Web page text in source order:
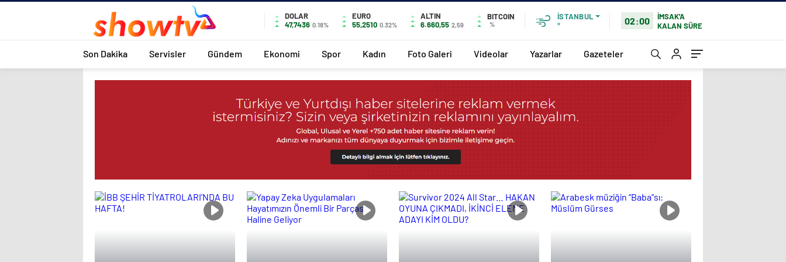
DOLAR
47,7436 0.18%
EURO
55,2510 0.32%
ALTIN
6.660,55 2,59
BITCOIN
%
İSTANBUL
°
02:00
İMSAK'A
KALAN SÜRE
Son Dakika Servisler Gündem Ekonomi Spor Kadın Foto Galeri Videolar Yazarlar Gazeteler